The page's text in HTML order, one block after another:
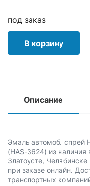
под заказ
В корзину
Описание
Эмаль автомоб. спрей
(HAS-3624) из
Златоусте,
при заказе онлайн.
транспортных